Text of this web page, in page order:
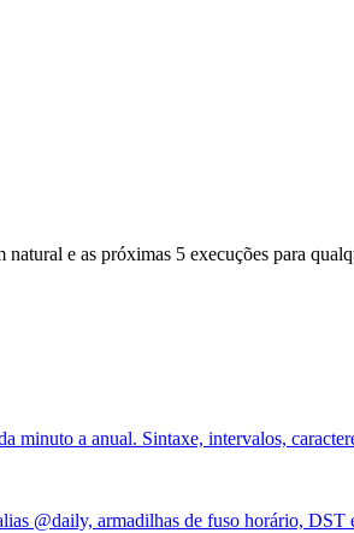
e as próximas 5 execuções para
minuto a anual. Sintaxe, intervalos,
@daily, armadilhas de fuso horário, DST